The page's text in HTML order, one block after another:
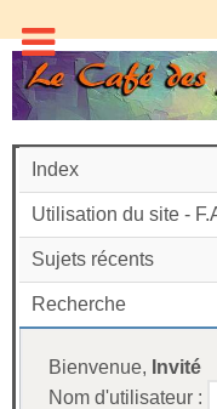
Index
Utilisation du site -
Sujets récents
Recherche
Bienvenue, Invité
Nom d'utilisateur :